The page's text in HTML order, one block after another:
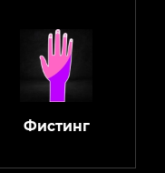
Фистинг